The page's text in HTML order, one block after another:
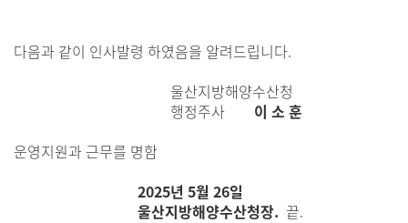
다음과 같이 인사발령 하였음을 알려드립니다.
울산지방해양수산청
행정주사 이 소 훈
운영지원과 근무를 명함
2025년 5월 26일
울산지방해양수산청장. 끝.